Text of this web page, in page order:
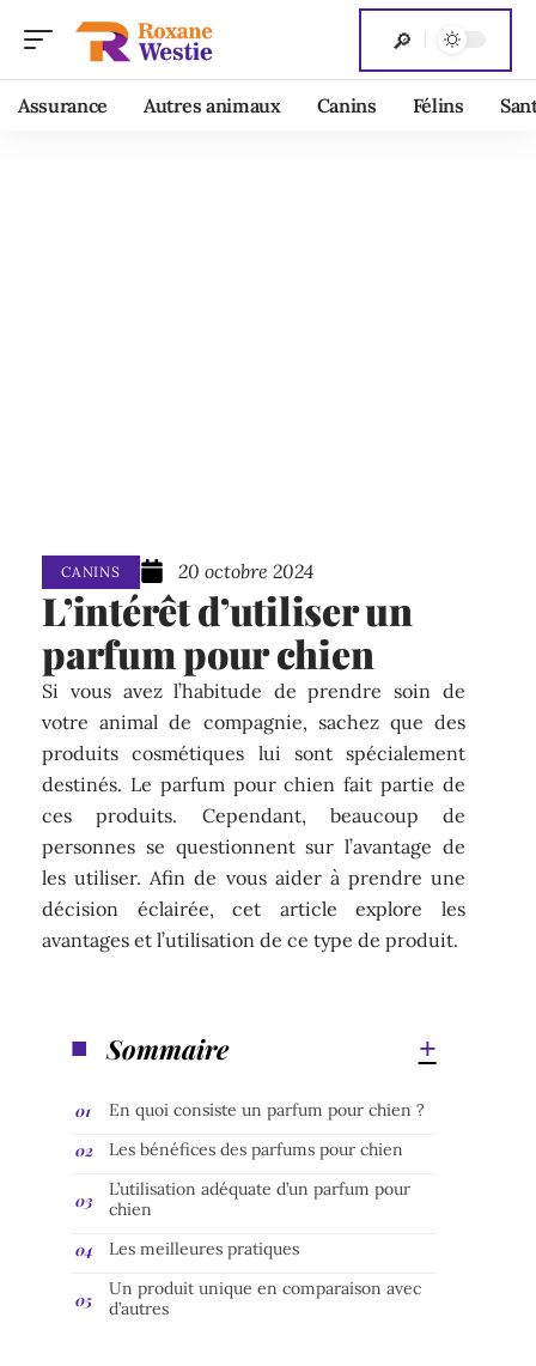
Assurance Autres animaux Canins Félins
CANINS 20 octobre 2024
L’intérêt d’utiliser un
parfum pour chien
Si vous avez l’habitude de prendre soin de
votre animal de compagnie, sachez que des
produits cosmétiques lui sont spécialement
destinés. Le parfum pour chien fait partie de
ces produits. Cependant, beaucoup de
personnes se questionnent sur l’avantage de
les utiliser. Afin de vous aider à prendre une
décision éclairée, cet article explore les
avantages et l’utilisation de ce type de produit.
Sommaire
En quoi consiste un parfum pour chien ?
Les bénéfices des parfums pour chien
L’utilisation adéquate d’un parfum pour
chien
Les meilleures pratiques
Un produit unique en comparaison avec
d’autres